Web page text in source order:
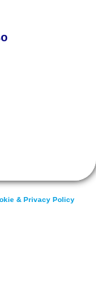
& Privacy Policy